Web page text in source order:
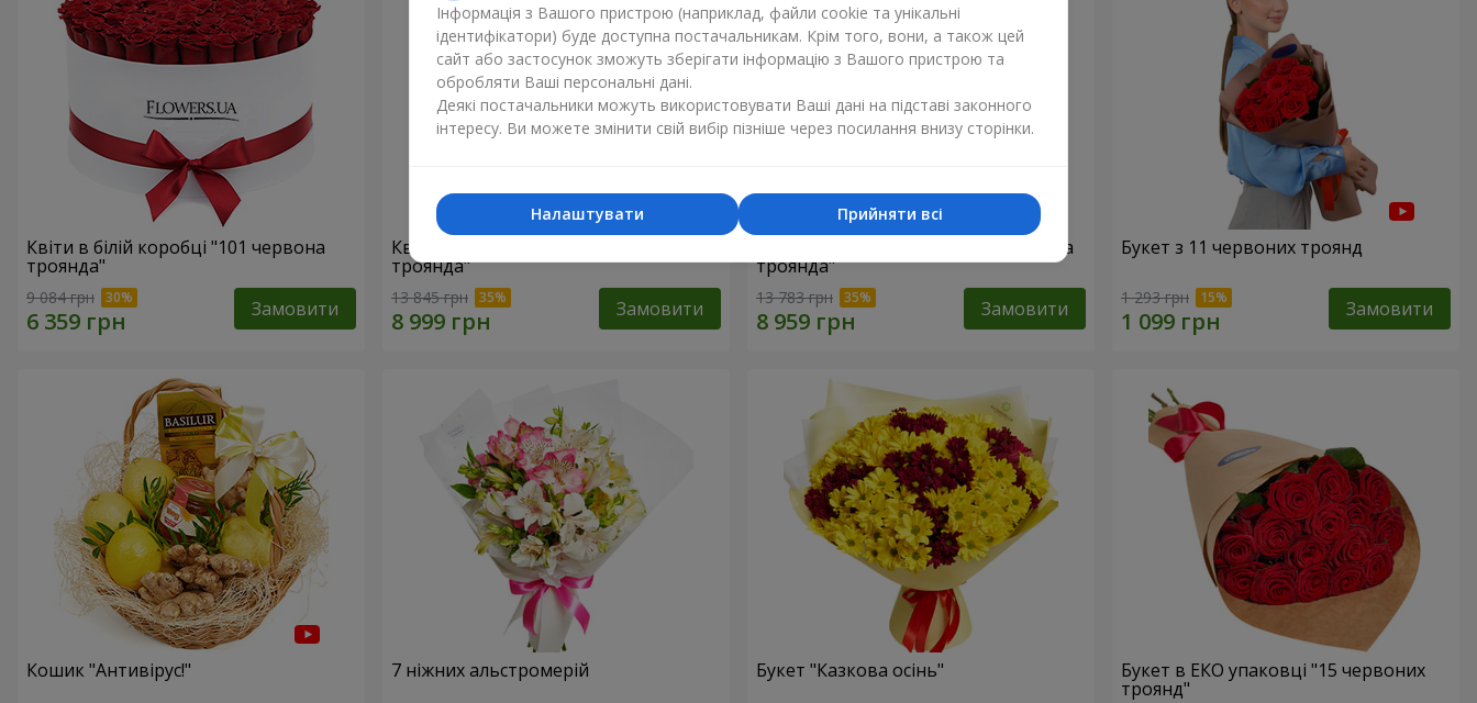
Квіти в білій коробці "101 червона
троянда"
9 084 грн Замовити
Квіти в білій коробці "151 червона
троянда"
13 845 грн Замовити
Квіти в чорній коробці "151 червона
троянда"
13 783 грн Замовити
Букет з 11 червоних троянд
1 293 грн Замовити
Кошик "Антивірус!" 7 ніжних альстромерій Букет "Казкова осінь" Букет в ЕКО упаковці "15 червоних
троянд"
Інформація з Вашого пристрою (наприклад, файли cookie та унікальні
ідентифікатори) буде доступна постачальникам. Крім того, вони, а також цей
сайт або застосунок зможуть зберігати інформацію з Вашого пристрою та
обробляти Ваші персональні дані.
Деякі постачальники можуть використовувати Ваші дані на підставі законного
інтересу. Ви можете змінити свій вибір пізніше через посилання внизу сторінки.
Прийняти всі
Налаштувати